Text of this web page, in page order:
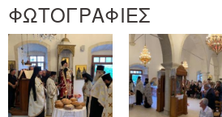
ΦΩΤΟΓΡΑΦΙΕΣ